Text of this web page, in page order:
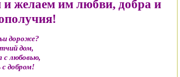
и желаем им любви, добра и
дороже?
дом,
с любовью,
добром!